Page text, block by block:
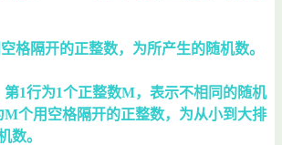
隔开的正整数，为所产生的随机数。
行为1个正整数M，表示不相同的随机
M个用空格隔开的正整数，为从小到大排
数。